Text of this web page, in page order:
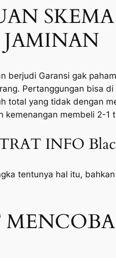
berjudi Garansi gak
Pertanggungan bisa
total yang tidak dengan
kemenangan membeli 2-
INFO
tentunya hal itu,